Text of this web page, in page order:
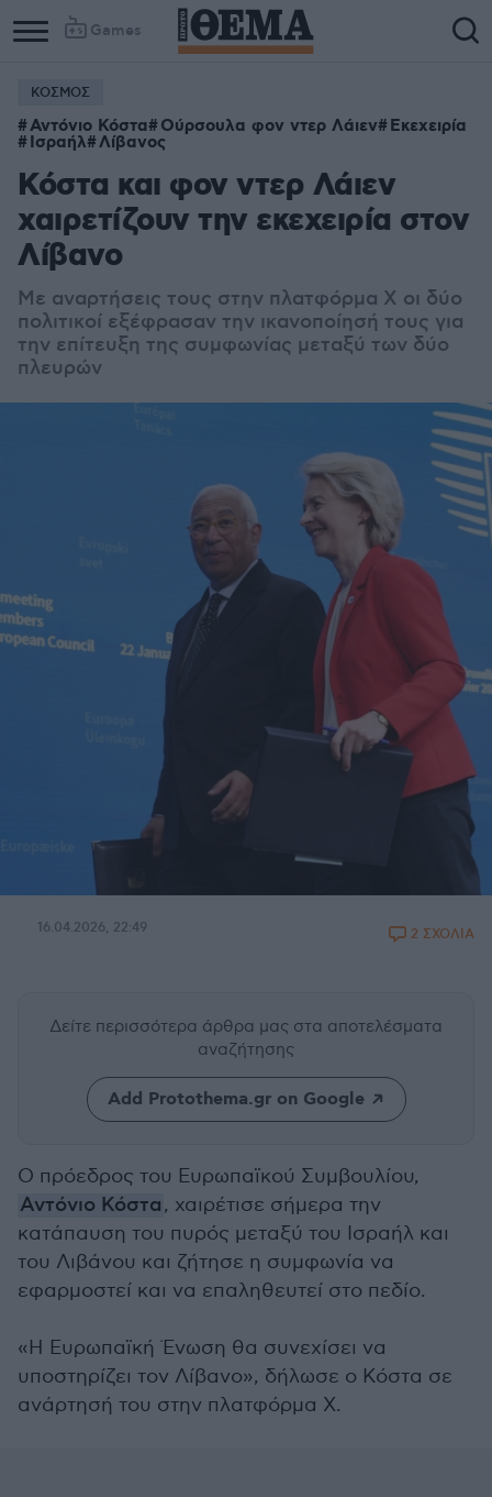
Games
ΚΟΣΜΟΣ
Αντόνιο Κόστα Ούρσουλα φον ντερ Λάιεν Εκεχειρία
Ισραήλ Λίβανος
Κόστα και φον ντερ Λάιεν
χαιρετίζουν την εκεχειρία στον
Λίβανο
Με αναρτήσεις τους στην πλατφόρμα Χ οι δύο
πολιτικοί εξέφρασαν την ικανοποίησή τους για
την επίτευξη της συμφωνίας μεταξύ των δύο
πλευρών
16.04.2026, 22:49 2 ΣΧΟΛΙΑ
Δείτε περισσότερα άρθρα μας στα αποτελέσματα
αναζήτησης
Add Protothema.gr on Google
Ο πρόεδρος του Ευρωπαϊκού Συμβουλίου,
Αντόνιο Κόστα, χαιρέτισε σήμερα την
κατάπαυση του πυρός μεταξύ του Ισραήλ και
του Λιβάνου και ζήτησε η συμφωνία να
εφαρμοστεί και να επαληθευτεί στο πεδίο.
«Η Ευρωπαϊκή Ένωση θα συνεχίσει να
υποστηρίζει τον Λίβανο», δήλωσε ο Κόστα σε
ανάρτησή του στην πλατφόρμα X.